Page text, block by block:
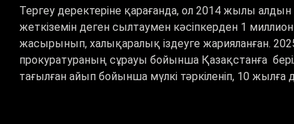
Тергеу деректеріне қарағанда, ол 2014 жылы алдын
жеткіземін деген сылтаумен кәсіпкерден 1
жасырынып, халықаралық іздеуге жарияланған.
прокуратураның сұрауы бойынша Қазақстанға
тағылған айып бойынша мүлкі тәркіленіп, 10